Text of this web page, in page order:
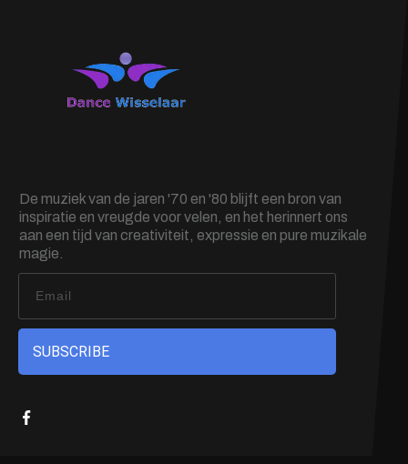
De muziek van de jaren '70 en '80 blijft een bron van
inspiratie en vreugde voor velen, en het herinnert ons
aan een tijd van creativiteit, expressie en pure muzikale
magie.
SUBSCRIBE